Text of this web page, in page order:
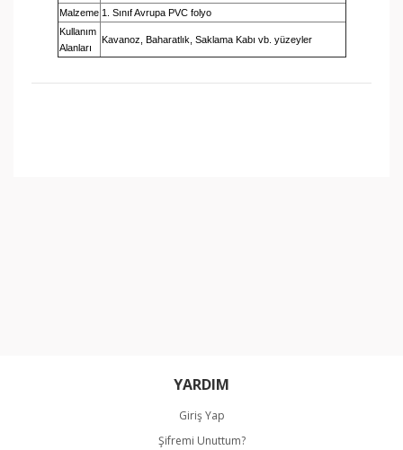
Malzeme 1. Sınıf Avrupa PVC folyo
Kullanım
Alanları
Kavanoz, Baharatlık, Saklama Kabı vb. yüzeyler
Bu ürüne benzer farklı alternatifler olmalı.
YARDIM
Giriş Yap
Şifremi Unuttum?